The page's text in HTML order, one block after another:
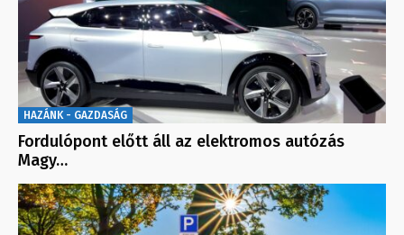
HAZÁNK - GAZDASÁG
Fordulópont előtt áll az elektromos autózás
Magy…